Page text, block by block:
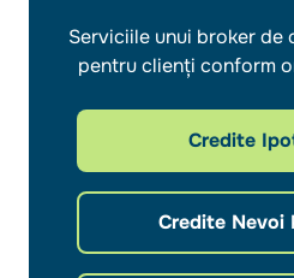
Serviciile unui broker
pentru clienți conform
Credite
Credite Nevoi